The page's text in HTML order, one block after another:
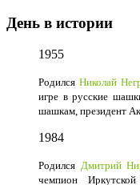
День в истории
1955
Родился Николай
игре в русские
шашкам, президент
1984
Родился Дмитрий
чемпион